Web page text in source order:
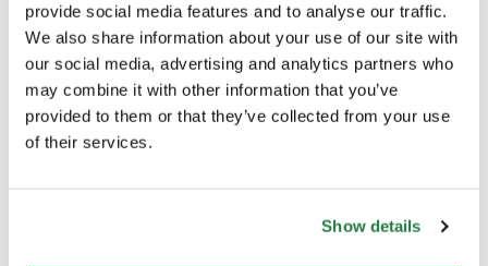
provide social media features and to analyse our traffic.
We also share information about your use of our site with
our social media, advertising and analytics partners who
may combine it with other information that you’ve
provided to them or that they’ve collected from your use
of their services.
Show details
Especificações Detalhadas voltar ao topo
Marca N/A